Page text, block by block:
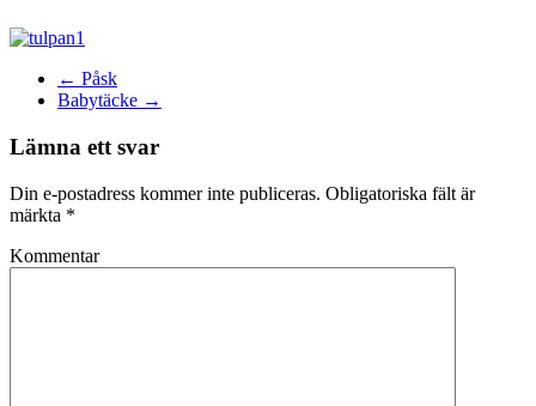
← Påsk
Babytäcke →
Lämna ett svar
Din e-postadress kommer inte publiceras. Obligatoriska fält är
märkta *
Kommentar